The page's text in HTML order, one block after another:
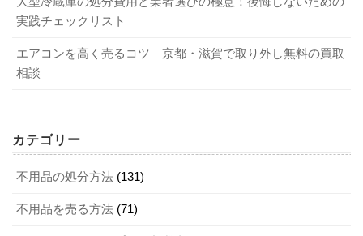
1-2．時間と手間がかからない不用品回収業者
電気ケトルは、不用品回収業者に依頼して処分してもらう
1-2-1．まずは回収方法のチェックから
を実施しています。ただし、業者によっては扱っていない
落札されたら落札者と連絡先を交換する
3-2-2．自分で売るメリット・デメリット
メリット
実践チェックリスト
エアコンを高く売るコツ｜京都・滋賀で取り外し無料の買取
相談
カテゴリー
不用品の処分方法 (131)
不用品を売る方法 (71)